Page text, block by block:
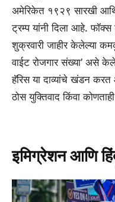
अमेरिकेत १९२९ सारखी
ट्रम्प यांनी दिला आहे. फॉक्स
शुक्रवारी जाहीर केलेल्या
वाईट रोजगार संख्या’ असे
हॅरिस या दाव्यांचे खंडन
ठोस युक्तिवाद किंवा
इमिग्रेशन आणि